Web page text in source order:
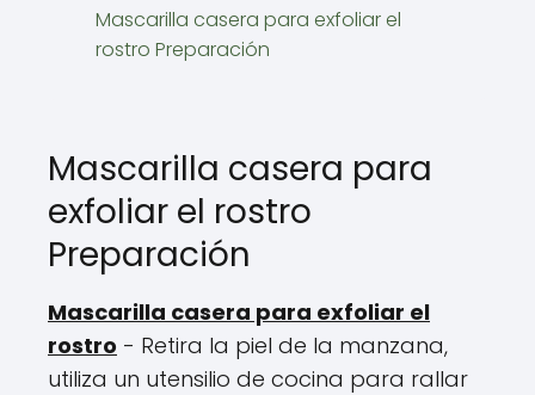
Mascarilla casera para exfoliar el
rostro Preparación
Mascarilla casera para
exfoliar el rostro
Preparación
Mascarilla casera para exfoliar el
rostro - Retira la piel de la manzana,
utiliza un utensilio de cocina para rallar